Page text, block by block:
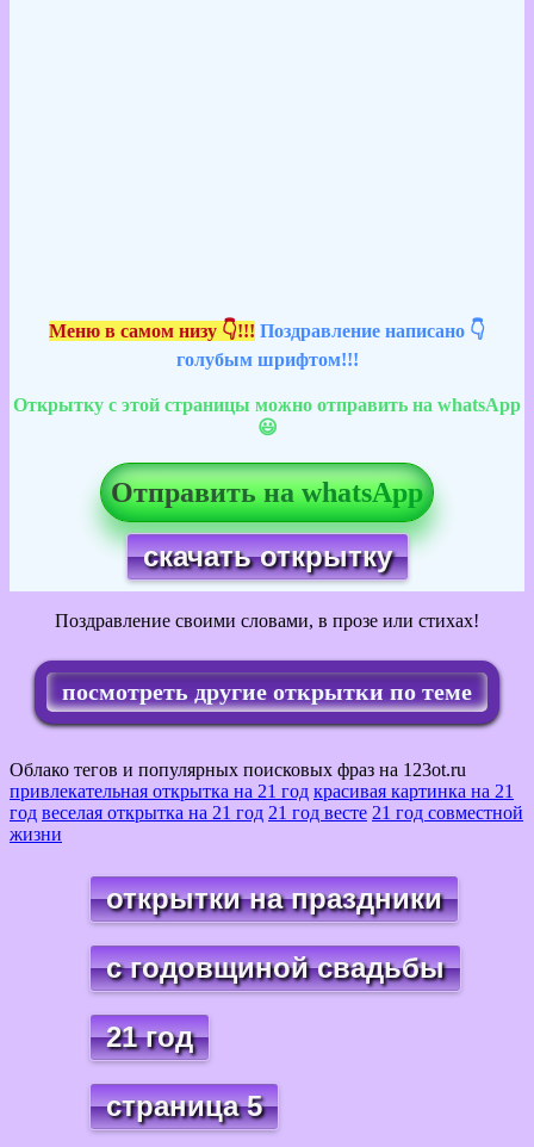
Меню в самом низу 👇!!! Поздравление написано 👇
голубым шрифтом!!!
Открытку с этой страницы можно отправить на whatsApp
😃
Отправить на whatsApp
скачать открытку
Поздравление своими словами, в прозе или стихах!
посмотреть другие открытки по теме
Облако тегов и популярных поисковых фраз на 123ot.ru
привлекательная открытка на 21 год красивая картинка на 21
год веселая открытка на 21 год 21 год весте 21 год совместной
жизни
открытки на праздники
с годовщиной свадьбы
21 год
страница 5